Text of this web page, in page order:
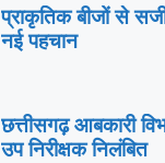
प्राकृतिक बीजों से सजी
नई पहचान
छत्तीसगढ़ आबकारी
उप निरीक्षक निलंबित